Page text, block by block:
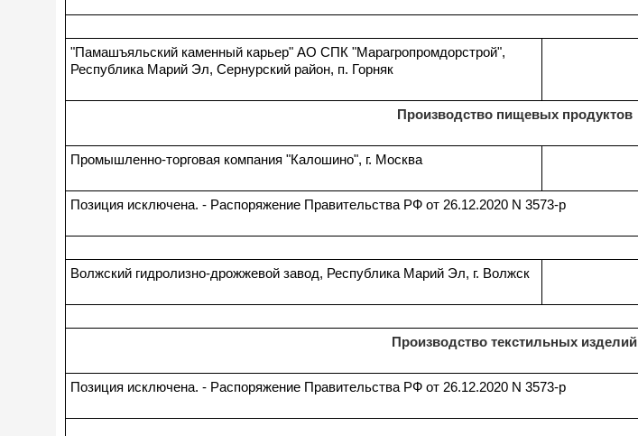
"Памашъяльский каменный карьер" АО СПК "Марагропромдорстрой",
Республика Марий Эл, Сернурский район, п. Горняк
Производство пищевых продуктов
Промышленно-торговая компания "Калошино", г. Москва
Позиция исключена. - Распоряжение Правительства РФ от 26.12.2020 N 3573-р
Волжский гидролизно-дрожжевой завод, Республика Марий Эл, г. Волжск
Производство текстильных изделий
Позиция исключена. - Распоряжение Правительства РФ от 26.12.2020 N 3573-р